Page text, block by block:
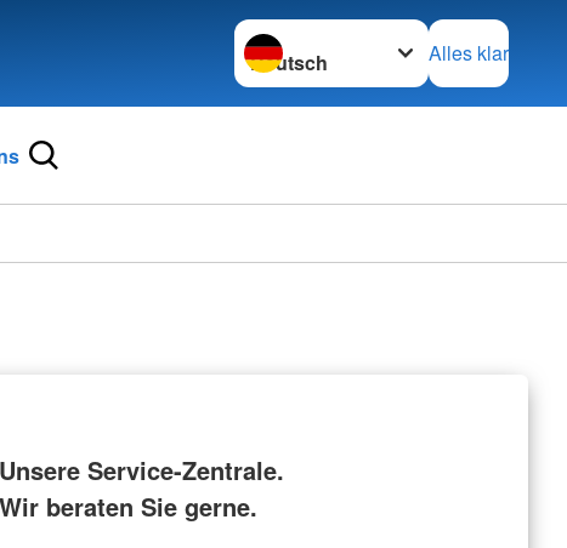
Sprache wechseln zu
Alles klar
Unsere Service-Zentrale.
Wir beraten Sie gerne.